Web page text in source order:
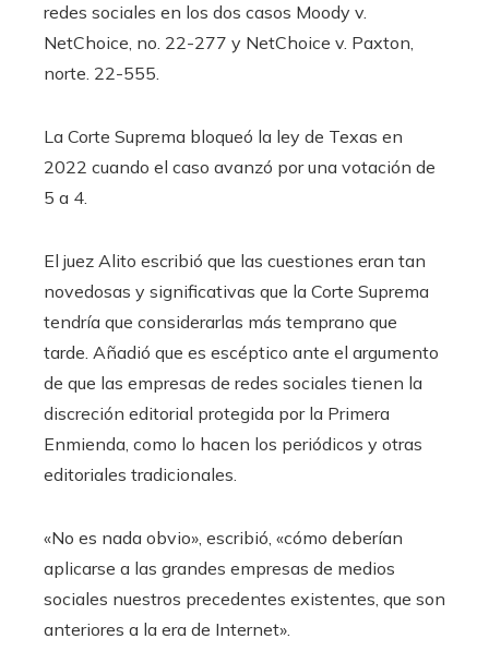
redes sociales en los dos casos Moody v.
NetChoice, no. 22-277 y NetChoice v. Paxton,
norte. 22-555.
La Corte Suprema bloqueó la ley de Texas en
2022 cuando el caso avanzó por una votación de
5 a 4.
El juez Alito escribió que las cuestiones eran tan
novedosas y significativas que la Corte Suprema
tendría que considerarlas más temprano que
tarde. Añadió que es escéptico ante el argumento
de que las empresas de redes sociales tienen la
discreción editorial protegida por la Primera
Enmienda, como lo hacen los periódicos y otras
editoriales tradicionales.
«No es nada obvio», escribió, «cómo deberían
aplicarse a las grandes empresas de medios
sociales nuestros precedentes existentes, que son
anteriores a la era de Internet».